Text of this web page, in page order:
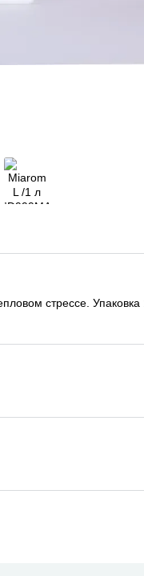
стрессе. Упаковка